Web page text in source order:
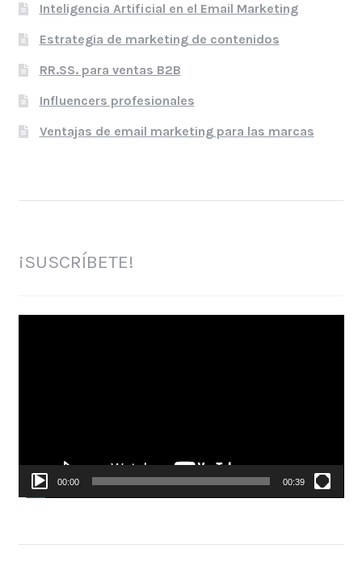
Inteligencia Artificial en el Email Marketing
Estrategia de marketing de contenidos
RR.SS. para ventas B2B
Influencers profesionales
Ventajas de email marketing para las marcas
¡SUSCRÍBETE!
00:00 00:39